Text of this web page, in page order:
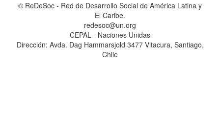
© ReDeSoc - Red de Desarrollo Social de América Latina y
El Caribe.
redesoc@un.org
CEPAL - Naciones Unidas
Dirección: Avda. Dag Hammarsjold 3477 Vitacura, Santiago,
Chile